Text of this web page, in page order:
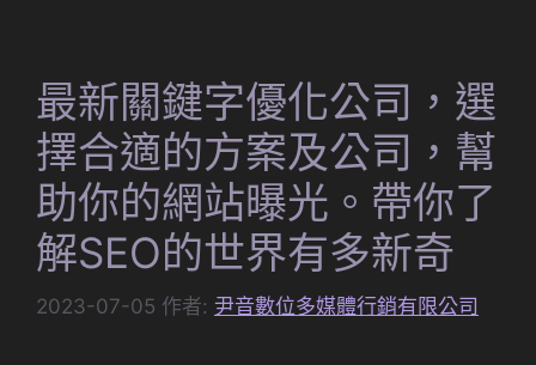
最新關鍵字優化公司，選
擇合適的方案及公司，幫
助你的網站曝光。帶你了
解SEO的世界有多新奇
2023-07-05 作者: 尹音數位多媒體行銷有限公司